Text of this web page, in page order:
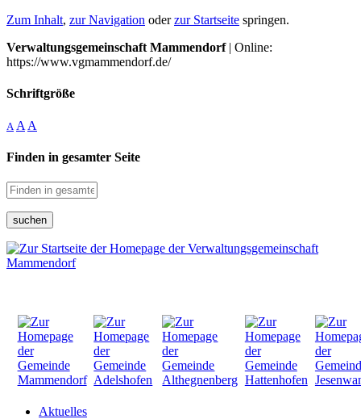
Zum Inhalt, zur Navigation oderzur Startseite springen.
Verwaltungsgemeinschaft Mammendorf| Online:
https://www.vgmammendorf.de/
Schriftgröße
A A A
Finden in gesamter Seite
suchen
Aktuelles